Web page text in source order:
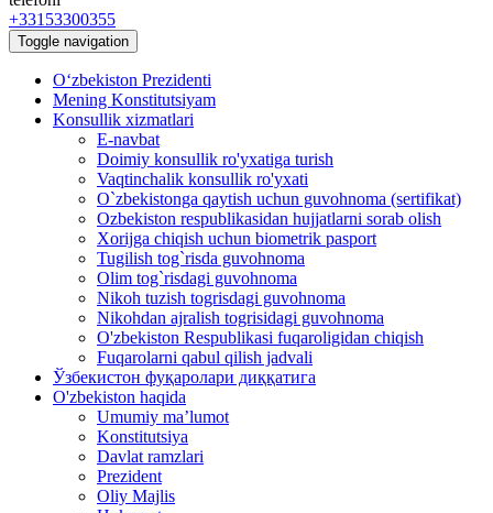
+33153300355
Toggle navigation
Oʻzbekiston Prezidenti
Mening Konstitutsiyam
Konsullik xizmatlari
E-navbat
Doimiy konsullik ro'yxatiga turish
Vaqtinchalik konsullik ro'yxati
O`zbekistonga qaytish uchun guvohnoma (sertifikat)
Ozbekiston respublikasidan hujjatlarni sorab olish
Xorijga chiqish uchun biometrik pasport
Tugilish tog`risda guvohnoma
Olim tog`risdagi guvohnoma
Nikoh tuzish togrisdagi guvohnoma
Nikohdan ajralish togrisidagi guvohnoma
O'zbekiston Respublikasi fuqaroligidan chiqish
Fuqarolarni qabul qilish jadvali
Ўзбекистон фуқаролари диққатига
O'zbekiston haqida
Umumiy ma’lumot
Konstitutsiya
Davlat ramzlari
Prezident
Oliy Majlis